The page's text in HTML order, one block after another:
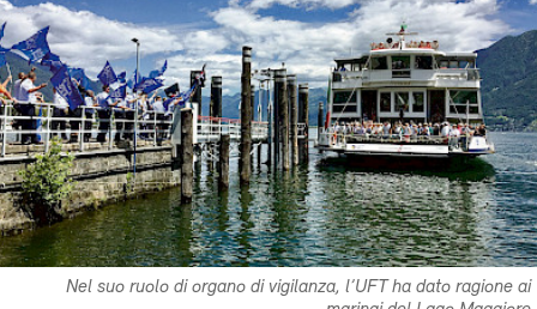
Nel suo ruolo di organo di vigilanza, l’UFT ha dato ragione ai